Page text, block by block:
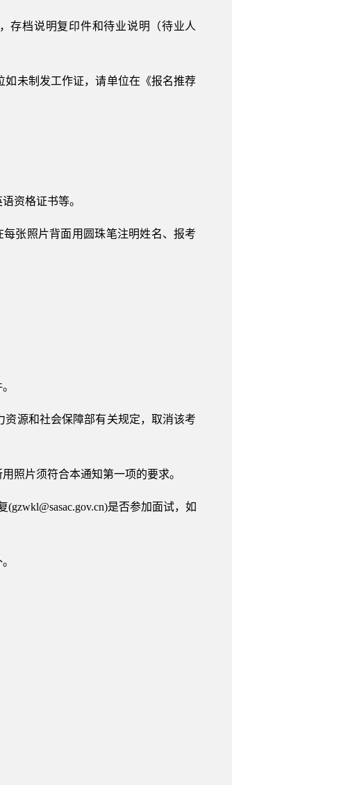
存档说明复印件和待业说明（待业人
未制发工作证，请单位在《报名推荐
资格证书等。
张照片背面用圆珠笔注明姓名、报考
源和社会保障部有关规定，取消该考
照片须符合本通知第一项的要求。
是否参加面试，如